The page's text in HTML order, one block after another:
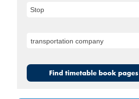
Stop
Find timetable book pages